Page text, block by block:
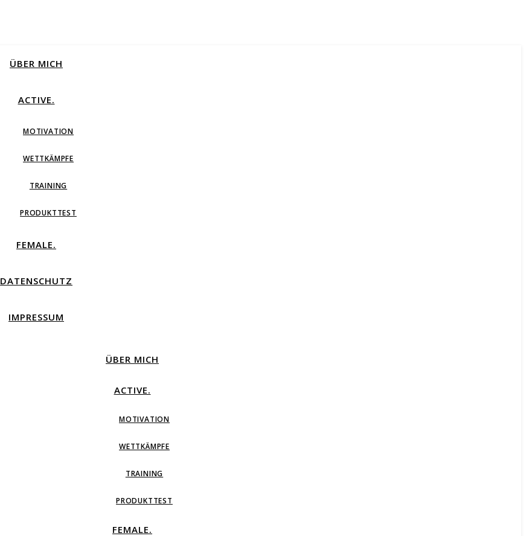
ÜBER MICH
ACTIVE.
MOTIVATION
WETTKÄMPFE
TRAINING
PRODUKTTEST
FEMALE.
DATENSCHUTZ
IMPRESSUM
ÜBER MICH
ACTIVE.
MOTIVATION
WETTKÄMPFE
TRAINING
PRODUKTTEST
FEMALE.